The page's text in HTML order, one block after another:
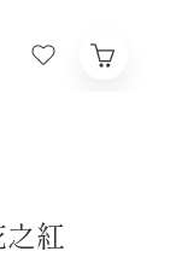
紅